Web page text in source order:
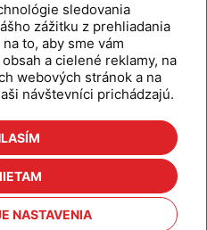
sledovania
zážitku z prehliadania
to, aby sme vám
a cielené reklamy, na
webových stránok a na
návštevníci prichádzajú.
NASTAVENIA
Produkty
Odber šikovné tipy
Cenníky
Referencie
Kontakt